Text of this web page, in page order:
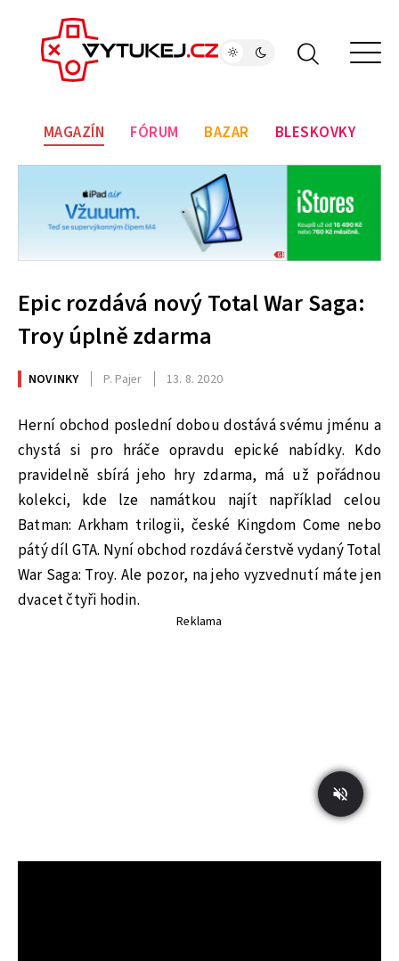
MAGAZÍN FÓRUM BAZAR BLESKOVKY
Epic rozdává nový Total War Saga:
Troy úplně zdarma
NOVINKY P. Pajer 13. 8. 2020
Herní obchod poslední dobou dostává svému jménu a
chystá si pro hráče opravdu epické nabídky. Kdo
pravidelně sbírá jeho hry zdarma, má už pořádnou
kolekci, kde lze namátkou najít například celou
Batman: Arkham trilogii, české Kingdom Come nebo
pátý díl GTA. Nyní obchod rozdává čerstvě vydaný Total
War Saga: Troy. Ale pozor, na jeho vyzvednutí máte jen
dvacet čtyři hodin.
Reklama